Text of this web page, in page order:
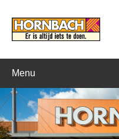
Menu